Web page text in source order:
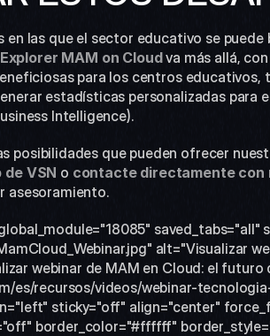
las que el sector educativo se
MAM on Cloudva más allá,
para los centros educativos,
estadísticas personalizadas para
Intelligence).
posibilidades que pueden ofrecer
VSN o contacte directamente con
asesoramiento.
saved_tabs="all"
alt="Visualizar
webinar de MAM en Cloud: el futuro
es/recursos/videos/webinar-
sticky="off" align="center"
border_color="#ffffff"